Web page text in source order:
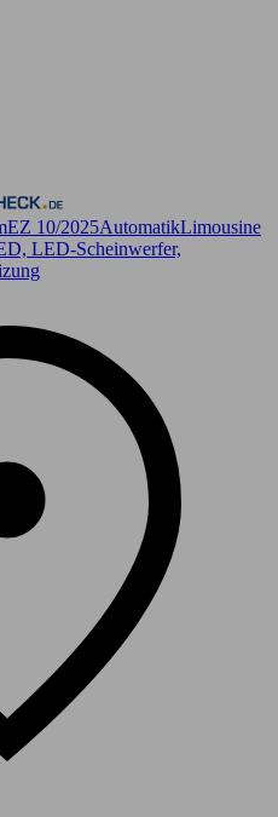
EZ 10/2025AutomatikLimousine
LED-Scheinwerfer,